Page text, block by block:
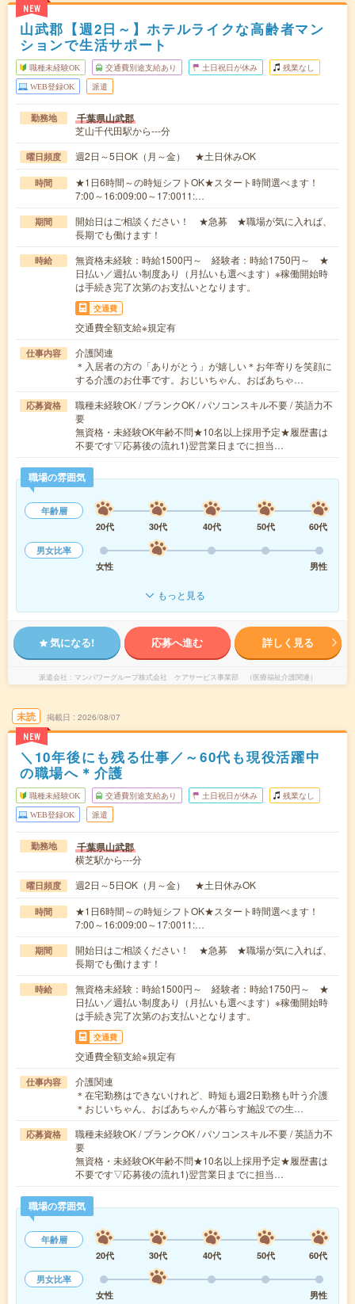
NEW
山武郡【週2日～】ホテルライクな高齢者マン
ションで生活サポート
職種未経験OK 交通費別途支給あり 土日祝日が休み 残業なし
WEB登録OK 派遣
勤務地 千葉県山武郡
芝山千代田駅から---分
曜日頻度 週2日～5日OK（月～金） ★土日休みOK
時間
★1日6時間～の時短シフトOK★スタート時間選べます！
7:00～16:009:00～17:0011:…
期間
開始日はご相談ください！ ★急募 ★職場が気に入れば、
長期でも働けます！
時給
無資格未経験：時給1500円～ 経験者：時給1750円～ ★
日払い／週払い制度あり（月払いも選べます）※稼働開始時
は手続き完了次第のお支払いとなります。
交通費
交通費全額支給※規定有
仕事内容
介護関連
＊入居者の方の「ありがとう」が嬉しい＊お年寄りを笑顔に
する介護のお仕事です。おじいちゃん、おばあちゃ…
応募資格
職種未経験OK / ブランクOK / パソコンスキル不要 / 英語力不
要
無資格・未経験OK年齢不問★10名以上採用予定★履歴書は
不要です▽応募後の流れ1)翌営業日までに担当…
職場の雰囲気
年齢層
20代
30代 40代 50代
60代
男女比率
女性
男性
もっと見る
気になる! 応募へ進む 詳しく見る
派遣会社 マンパワーグループ株式会社 ケアサービス事業部 （医療福祉介護関連）
未読
NEW
掲載日 2026/08/07
＼10年後にも残る仕事／～60代も現役活躍中
の職場へ＊介護
職種未経験OK 交通費別途支給あり 土日祝日が休み 残業なし
WEB登録OK 派遣
勤務地 千葉県山武郡
横芝駅から---分
曜日頻度 週2日～5日OK（月～金） ★土日休みOK
時間
★1日6時間～の時短シフトOK★スタート時間選べます！
7:00～16:009:00～17:0011:…
期間
開始日はご相談ください！ ★急募 ★職場が気に入れば、
長期でも働けます！
時給
無資格未経験：時給1500円～ 経験者：時給1750円～ ★
日払い／週払い制度あり（月払いも選べます）※稼働開始時
は手続き完了次第のお支払いとなります。
交通費
交通費全額支給※規定有
仕事内容
介護関連
＊在宅勤務はできないけれど、時短も週2日勤務も叶う介護
＊おじいちゃん、おばあちゃんが暮らす施設での生…
応募資格
職種未経験OK / ブランクOK / パソコンスキル不要 / 英語力不
要
無資格・未経験OK年齢不問★10名以上採用予定★履歴書は
不要です▽応募後の流れ1)翌営業日までに担当…
職場の雰囲気
年齢層
20代
30代 40代 50代
60代
男女比率
女性
男性